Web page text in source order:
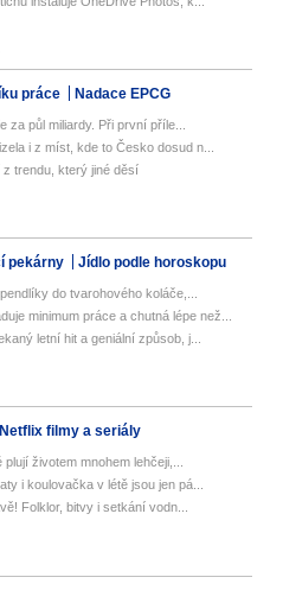
práce Nadace EPCG
půl miliardy. Při první příle...
i z míst, kde to Česko dosud n...
trendu, který jiné děsí
pekárny Jídlo podle horoskopu
do tvarohového koláče,...
minimum práce a chutná lépe než...
letní hit a geniální způsob, j...
Netflix filmy a seriály
plují životem mnohem lehčeji,...
i koulovačka v létě jsou jen pá...
Folklor, bitvy i setkání vodn...